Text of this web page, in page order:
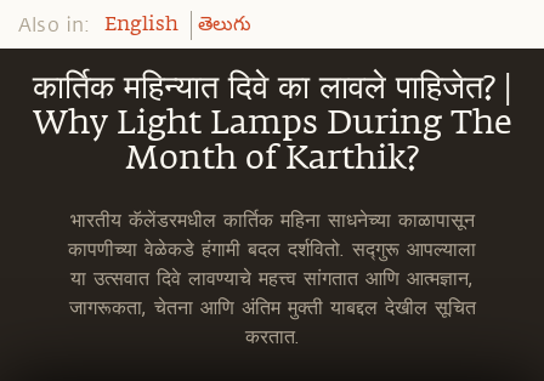
Also in: English తెలుగు
कार्तिक महिन्यात दिवे का लावले पाहिजेत? |
Why Light Lamps During The
Month of Karthik?
भारतीय कॅलेंडरमधील कार्तिक महिना साधनेच्या काळापासून
कापणीच्या वेळेकडे हंगामी बदल दर्शवितो. सद्गुरू आपल्याला
या उत्सवात दिवे लावण्याचे महत्त्व सांगतात आणि आत्मज्ञान,
जागरूकता, चेतना आणि अंतिम मुक्ती याबद्दल देखील सूचित
करतात.